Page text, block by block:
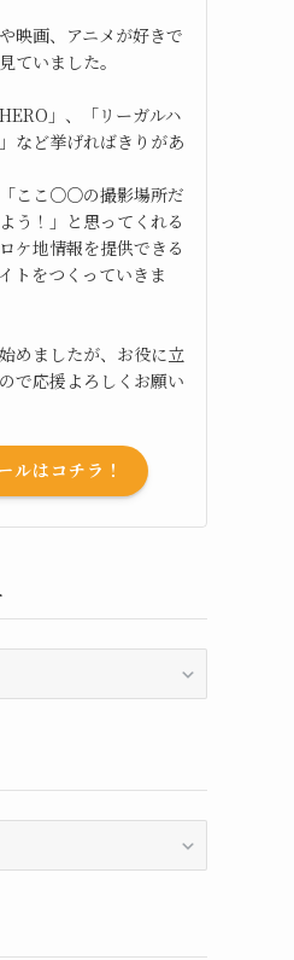
映画、アニメが好きで
ていました。
」、「リーガルハ
など挙げればきりがあ
ここ○○の撮影場所だ
う！」と思ってくれる
ケ地情報を提供できる
トをつくっていきま
めましたが、お役に立
で応援よろしくお願い
ルはコチラ！